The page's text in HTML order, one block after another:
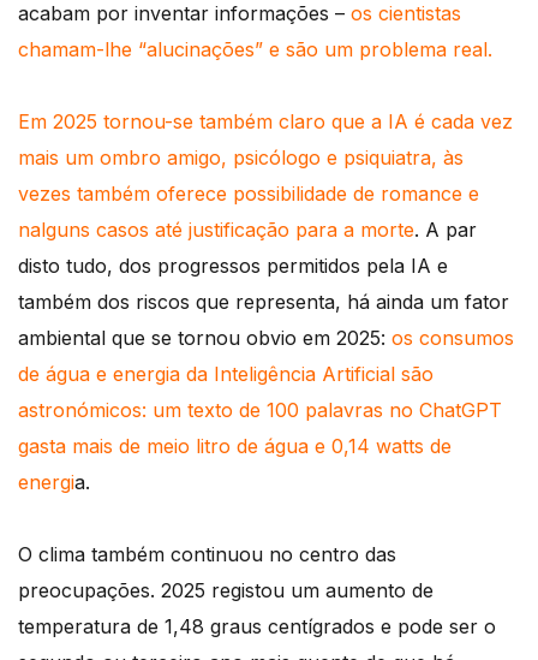
acabam por inventar informações – os cientistas
chamam-lhe “alucinações” e são um problema real.
Em 2025 tornou-se também claro que a IA é cada vez
mais um ombro amigo, psicólogo e psiquiatra, às
vezes também oferece possibilidade de romance e
nalguns casos até justificação para a morte. A par
disto tudo, dos progressos permitidos pela IA e
também dos riscos que representa, há ainda um fator
ambiental que se tornou obvio em 2025: os consumos
de água e energia da Inteligência Artificial são
astronómicos: um texto de 100 palavras no ChatGPT
gasta mais de meio litro de água e 0,14 watts de
energia.
O clima também continuou no centro das
preocupações. 2025 registou um aumento de
temperatura de 1,48 graus centígrados e pode ser o